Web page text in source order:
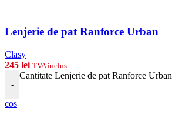
Lenjerie de pat Ranforce Urban
Clasy
245 lei TVA inclus
-
Cantitate Lenjerie de pat Ranforce Urban
cos